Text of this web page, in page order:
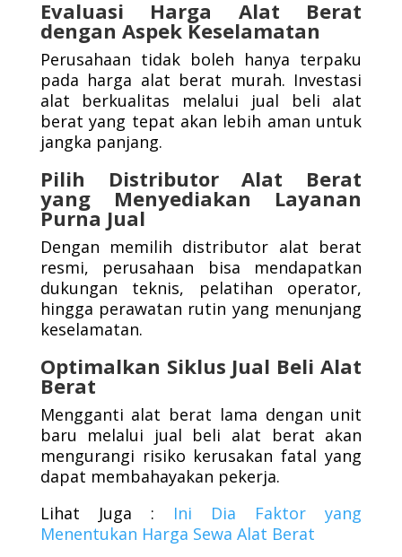
Evaluasi Harga Alat Berat
dengan Aspek Keselamatan
Perusahaan tidak boleh hanya terpaku
pada harga alat berat murah. Investasi
alat berkualitas melalui jual beli alat
berat yang tepat akan lebih aman untuk
jangka panjang.
Pilih Distributor Alat Berat
yang Menyediakan Layanan
Purna Jual
Dengan memilih distributor alat berat
resmi, perusahaan bisa mendapatkan
dukungan teknis, pelatihan operator,
hingga perawatan rutin yang menunjang
keselamatan.
Optimalkan Siklus Jual Beli Alat
Berat
Mengganti alat berat lama dengan unit
baru melalui jual beli alat berat akan
mengurangi risiko kerusakan fatal yang
dapat membahayakan pekerja.
Lihat Juga : Ini Dia Faktor yang
Menentukan Harga Sewa Alat Berat